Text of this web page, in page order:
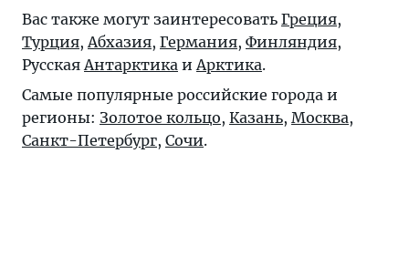
Вас также могут заинтересовать Греция,
Турция, Абхазия, Германия, Финляндия,
Русская Антарктика и Арктика.
Самые популярные российские города и
регионы: Золотое кольцо, Казань, Москва,
Санкт-Петербург, Сочи.